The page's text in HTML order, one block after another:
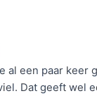
al een paar keer
Dat geeft wel